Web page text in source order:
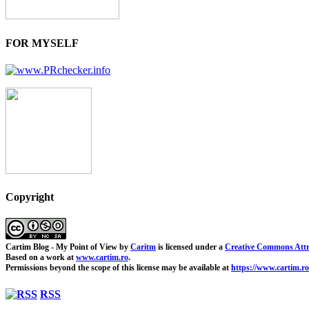
FOR MYSELF
Copyright
Cartim Blog - My Point of View by Caritm is licensed under a Creative Commons
Based on a work at www.cartim.ro.
Permissions beyond the scope of this license may be available at https://
RSS